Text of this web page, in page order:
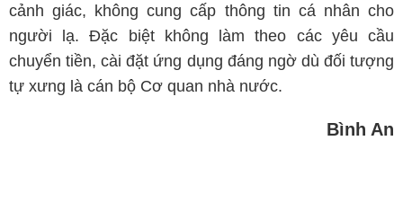
cảnh giác, không cung cấp thông tin cá nhân cho
người lạ. Đặc biệt không làm theo các yêu cầu
chuyển tiền, cài đặt ứng dụng đáng ngờ dù đối tượng
tự xưng là cán bộ Cơ quan nhà nước.
Bình An